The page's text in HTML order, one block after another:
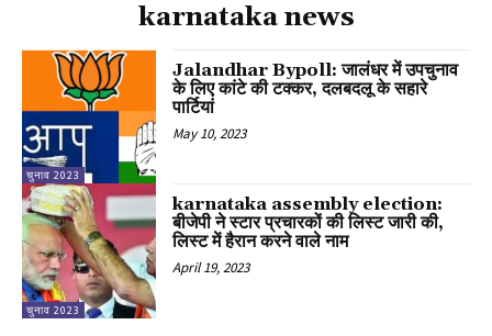
karnataka news
चुनाव 2023
Jalandhar Bypoll: जालंधर में उपचुनाव
के लिए कांटे की टक्कर, दलबदलू के सहारे
पार्टियां
May 10, 2023
चुनाव 2023
karnataka assembly election:
बीजेपी ने स्टार प्रचारकों की लिस्ट जारी की,
लिस्ट में हैरान करने वाले नाम
April 19, 2023